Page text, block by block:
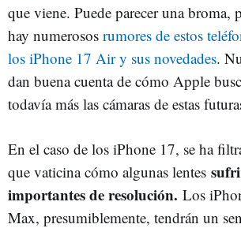
que viene. Puede parecer una broma,
hay numerosos rumores de estos
los iPhone 17 Air y sus novedades.
dan buena cuenta de cómo Apple
todavía más las cámaras de estas
En el caso de los iPhone 17, se ha
que vaticina cómo algunas lentes
importantes de resolución. Los
Max, presumiblemente, tendrán un